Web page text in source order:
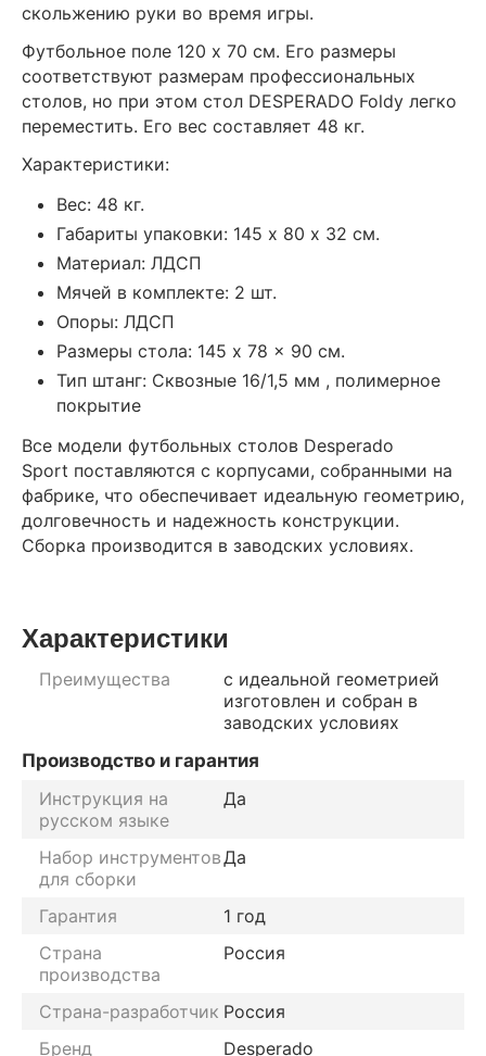
скольжению руки во время игры.
Футбольное поле 120 х 70 см. Его размеры
соответствуют размерам профессиональных
столов, но при этом стол DESPERADO Foldy легко
переместить. Его вес составляет 48 кг.
Характеристики:
Вес: 48 кг.
Габариты упаковки: 145 х 80 х 32 см.
Материал: ЛДСП
Мячей в комплекте: 2 шт.
Опоры: ЛДСП
Размеры стола: 145 x 78 x 90 см.
Тип штанг: Сквозные 16/1,5 мм , полимерное
покрытие
Все модели футбольных столов Desperado
Sport поставляются с корпусами, собранными на
фабрике, что обеспечивает идеальную геометрию,
долговечность и надежность конструкции.
Сборка производится в заводских условиях.
Характеристики
Преимущества
с идеальной геометрией
изготовлен и собран в
заводских условиях
Производство и гарантия
Инструкция на
русском языке
Да
Набор инструментов
для сборки
Да
Гарантия
1 год
Страна
производства
Россия
Страна-разработчик Россия
Бренд
Desperado